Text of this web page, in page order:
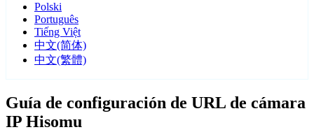
Polski
Português
Tiếng Việt
中文(简体)
中文(繁體)
Guía de configuración de URL de cámara
IP Hisomu